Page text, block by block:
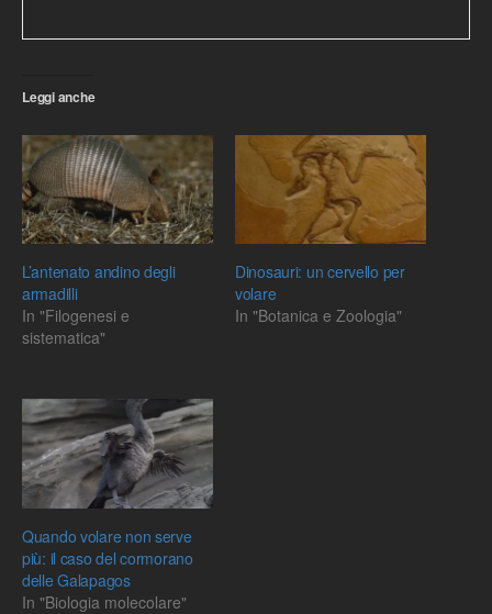
Leggi anche
L’antenato andino degli
armadilli
In "Filogenesi e
sistematica"
Dinosauri: un cervello per
volare
In "Botanica e Zoologia"
Quando volare non serve
più: il caso del cormorano
delle Galapagos
In "Biologia molecolare"